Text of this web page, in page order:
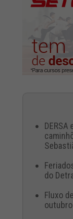
DERSA
do
Fluxo
outubro